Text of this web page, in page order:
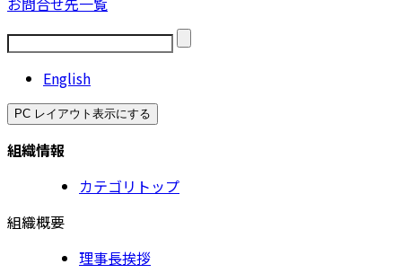
English
PC レイアウト表示にする
組織情報
カテゴリトップ
組織概要
理事長挨拶